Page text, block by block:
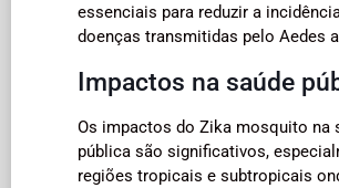
essenciais para reduzir a
doenças transmitidas pelo Aedes
Impactos na saúde
Os impactos do Zika mosquito na
pública são significativos,
regiões tropicais e subtropicais